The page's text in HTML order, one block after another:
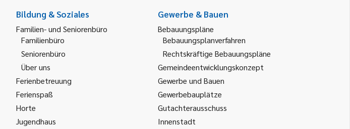
Bildung & Soziales
Familien- und Seniorenbüro
Familienbüro
Seniorenbüro
Über uns
Ferienbetreuung
Ferienspaß
Horte
Jugendhaus
Gewerbe & Bauen
Bebauungspläne
Bebauungsplanverfahren
Rechtskräftige Bebauungspläne
Gemeindeentwicklungskonzept
Gewerbe und Bauen
Gewerbebauplätze
Gutachterausschuss
Innenstadt